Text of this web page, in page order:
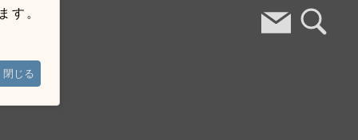
。
閉じる